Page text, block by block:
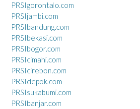
PRSIgorontalo.com
PRSIjambi.com
PRSIbandung.com
PRSIbekasi.com
PRSIbogor.com
PRSIcimahi.com
PRSIcirebon.com
PRSIdepok.com
PRSIsukabumi.com
PRSIbanjar.com